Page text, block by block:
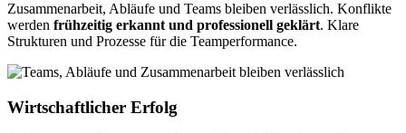
Zusammenarbeit, Abläufe und Teams bleiben verlässlich. Konflikte
werden frühzeitig erkannt und professionell geklärt. Klare
Strukturen und Prozesse für die Teamperformance.
Wirtschaftlicher Erfolg